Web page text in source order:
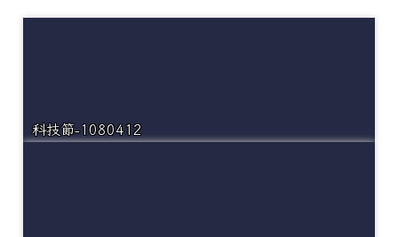
科技節-1080412